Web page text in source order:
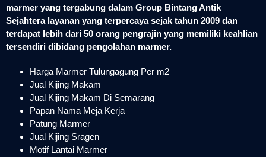
marmer yang tergabung dalam Group Bintang Antik
Sejahtera layanan yang terpercaya sejak tahun 2009 dan
terdapat lebih dari 50 orang pengrajin yang memiliki keahlian
tersendiri dibidang pengolahan marmer.
Harga Marmer Tulungagung Per m2
Jual Kijing Makam
Jual Kijing Makam Di Semarang
Papan Nama Meja Kerja
Patung Marmer
Jual Kijing Sragen
Motif Lantai Marmer